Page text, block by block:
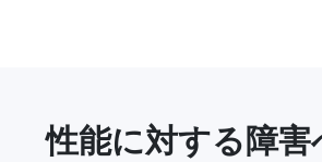
性能に対する障害